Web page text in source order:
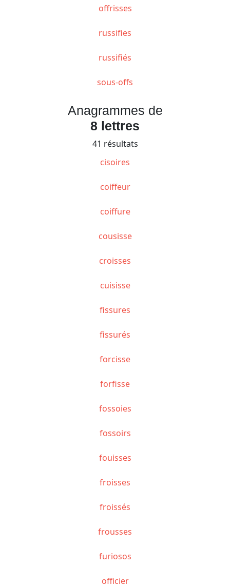
offrisses
russifies
russifiés
sous-offs
Anagrammes de
8 lettres
41 résultats
cisoires
coiffeur
coiffure
cousisse
croisses
cuisisse
fissures
fissurés
forcisse
forfisse
fossoies
fossoirs
fouisses
froisses
froissés
frousses
furiosos
officier